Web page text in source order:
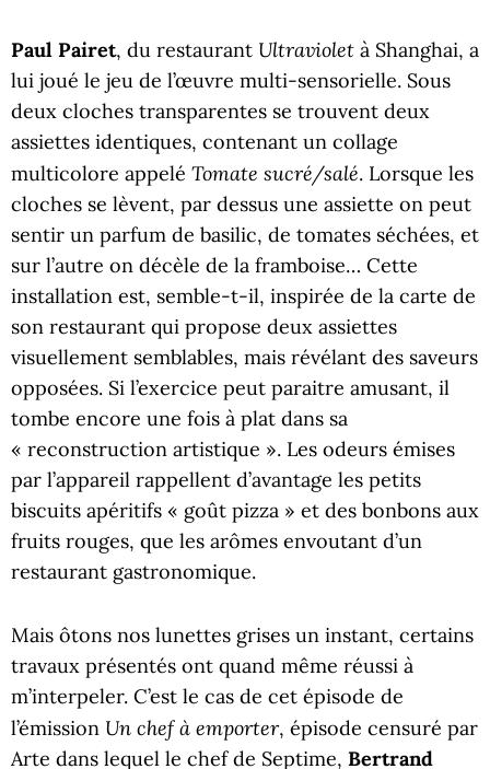
Paul Pairet, du restaurant Ultraviolet à Shanghai, a
lui joué le jeu de l’œuvre multi-sensorielle. Sous
deux cloches transparentes se trouvent deux
assiettes identiques, contenant un collage
multicolore appelé Tomate sucré/salé. Lorsque les
cloches se lèvent, par dessus une assiette on peut
sentir un parfum de basilic, de tomates séchées, et
sur l’autre on décèle de la framboise… Cette
installation est, semble-t-il, inspirée de la carte de
son restaurant qui propose deux assiettes
visuellement semblables, mais révélant des saveurs
opposées. Si l’exercice peut paraitre amusant, il
tombe encore une fois à plat dans sa
« reconstruction artistique ». Les odeurs émises
par l’appareil rappellent d’avantage les petits
biscuits apéritifs « goût pizza » et des bonbons aux
fruits rouges, que les arômes envoutant d’un
restaurant gastronomique.
Mais ôtons nos lunettes grises un instant, certains
travaux présentés ont quand même réussi à
m’interpeler. C’est le cas de cet épisode de
l’émission Un chef à emporter, épisode censuré par
Arte dans lequel le chef de Septime, Bertrand